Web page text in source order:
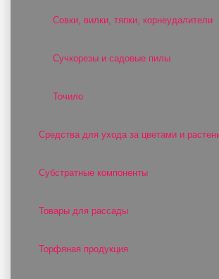
Совки, вилки, тяпки, корнеудалители
Сучкорезы и садовые пилы
Точило
Средства для ухода за цветами и
Субстратные компоненты
Товары для рассады
Торфяная продукция